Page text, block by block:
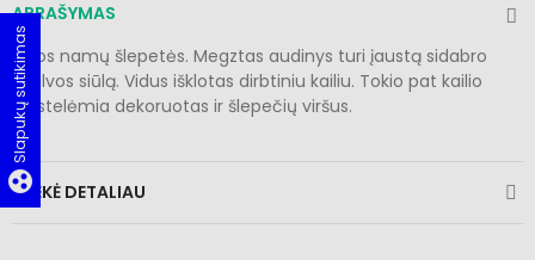
APRAŠYMAS
Šiltos namų šlepetės. Megztas audinys turi įaustą sidabro
spalvos siūlą. Vidus išklotas dirbtiniu kailiu. Tokio pat kailio
juostelėmia dekoruotas ir šlepečių viršus.
PREKĖ DETALIAU
group_work
Slapukų sutikimas